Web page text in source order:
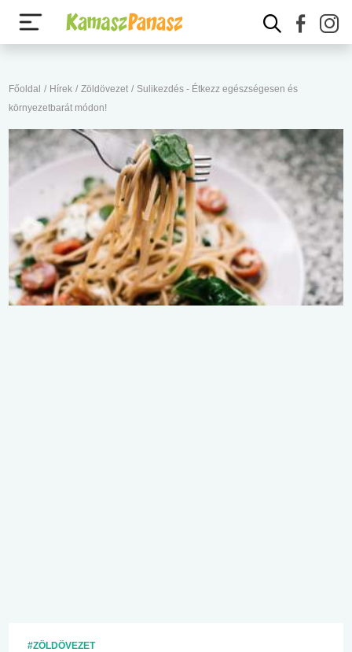
Főoldal / Hírek / Zöldövezet / Sulikezdés - Étkezz egészségesen és
környezetbarát módon!
#ZÖLDÖVEZET